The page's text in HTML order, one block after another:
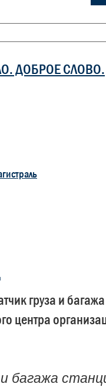
ДОБРОЕ СЛОВО.
груза и
центра
багажа